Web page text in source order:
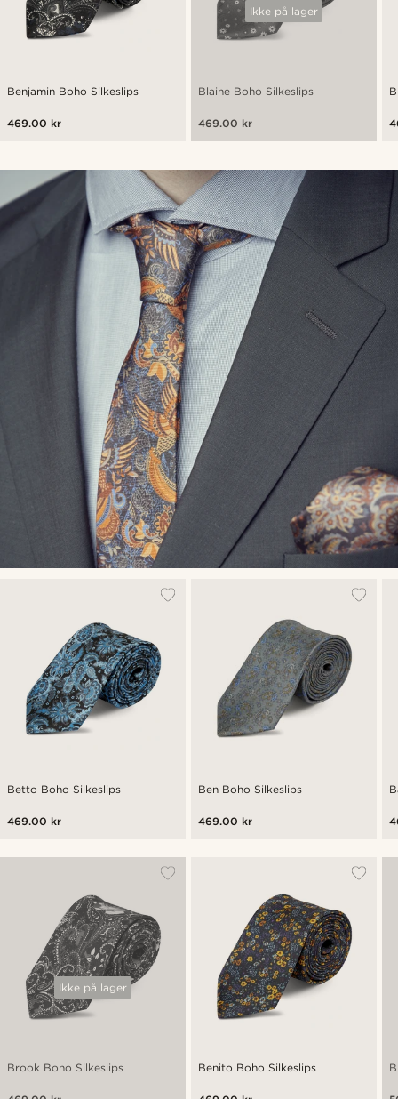
Benjamin Boho Silkeslips
469.00 kr
Ikke på lager
Blaine Boho Silkeslips
469.00 kr
Betto Boho Silkeslips
469.00 kr
Ben Boho Silkeslips
469.00 kr
Ikke på lager
Brook Boho Silkeslips Benito Boho Silkeslips